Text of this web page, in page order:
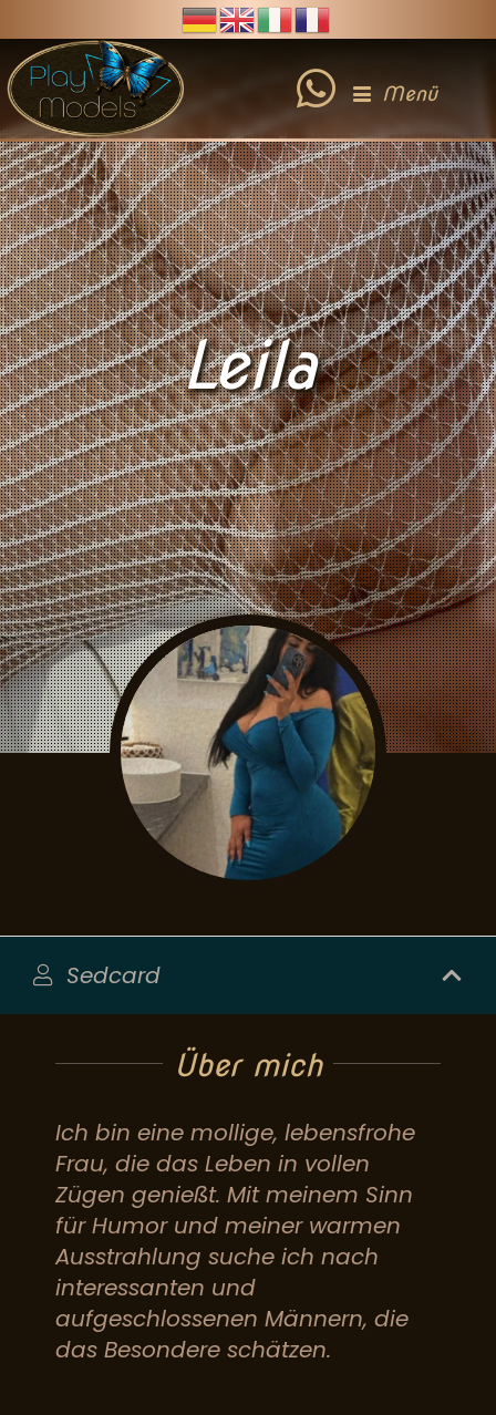
Menü
Leila
Sedcard
Über mich
Ich bin eine mollige, lebensfrohe
Frau, die das Leben in vollen
Zügen genießt. Mit meinem Sinn
für Humor und meiner warmen
Ausstrahlung suche ich nach
interessanten und
aufgeschlossenen Männern, die
das Besondere schätzen.